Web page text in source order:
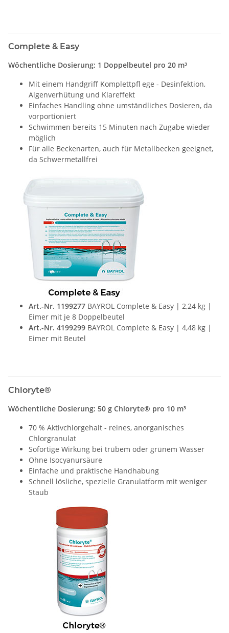
Complete & Easy
Wöchentliche Dosierung: 1 Doppelbeutel pro 20 m³
Mit einem Handgriff Komplettpfl ege - Desinfektion,
Algenverhütung und Klareffekt
Einfaches Handling ohne umständliches Dosieren, da
vorportioniert
Schwimmen bereits 15 Minuten nach Zugabe wieder
möglich
Für alle Beckenarten, auch für Metallbecken geeignet,
da Schwermetallfrei
Art.-Nr. 1199277 BAYROL Complete & Easy | 2,24 kg |
Eimer mit je 8 Doppelbeutel
Art.-Nr. 4199299 BAYROL Complete & Easy | 4,48 kg |
Eimer mit Beutel
Chloryte®
Wöchentliche Dosierung: 50 g Chloryte® pro 10 m³
70 % Aktivchlorgehalt - reines, anorganisches
Chlorgranulat
Sofortige Wirkung bei trübem oder grünem Wasser
Ohne Isocyanursäure
Einfache und praktische Handhabung
Schnell lösliche, spezielle Granulatform mit weniger
Staub